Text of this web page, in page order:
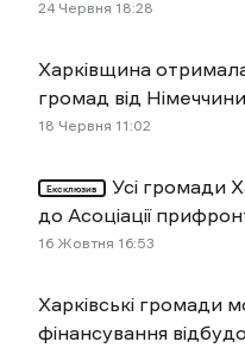
24 Червня 18:28
Харківщина
громад від Німеччини
18 Червня 11:02
Ексклюзив
Усі громади
до Асоціації
16 Жовтня 16:53
Харківські громади
фінансування